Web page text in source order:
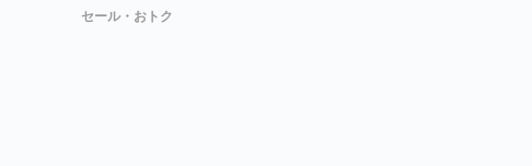
セール・おトク